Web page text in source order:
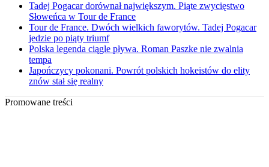
Tadej Pogacar dorównał największym. Piąte zwycięstwo
Słoweńca w Tour de France
Tour de France. Dwóch wielkich faworytów. Tadej Pogacar
jedzie po piąty triumf
Polska legenda ciągle pływa. Roman Paszke nie zwalnia
tempa
Japończycy pokonani. Powrót polskich hokeistów do elity
znów stał się realny
Promowane treści